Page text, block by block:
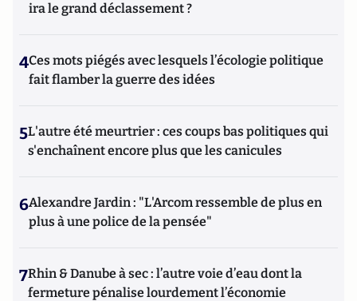
ira le grand déclassement ?
4Ces mots piégés avec lesquels l’écologie politique
fait flamber la guerre des idées
5L'autre été meurtrier : ces coups bas politiques qui
s'enchaînent encore plus que les canicules
6Alexandre Jardin : "L'Arcom ressemble de plus en
plus à une police de la pensée"
7Rhin & Danube à sec : l’autre voie d’eau dont la
fermeture pénalise lourdement l’économie